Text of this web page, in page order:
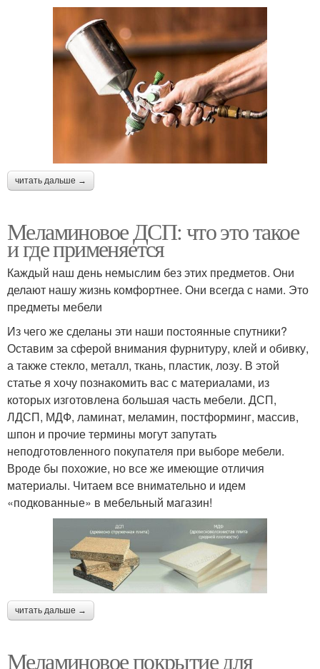
читать дальше →
Меламиновое ДСП: что это такое
и где применяется
Каждый наш день немыслим без этих предметов. Они
делают нашу жизнь комфортнее. Они всегда с нами. Это
предметы мебели
Из чего же сделаны эти наши постоянные спутники?
Оставим за сферой внимания фурнитуру, клей и обивку,
а также стекло, металл, ткань, пластик, лозу. В этой
статье я хочу познакомить вас с материалами, из
которых изготовлена большая часть мебели. ДСП,
ЛДСП, МДФ, ламинат, меламин, постформинг, массив,
шпон и прочие термины могут запутать
неподготовленного покупателя при выборе мебели.
Вроде бы похожие, но все же имеющие отличия
материалы. Читаем все внимательно и идем
«подкованные» в мебельный магазин!
читать дальше →
Меламиновое покрытие для